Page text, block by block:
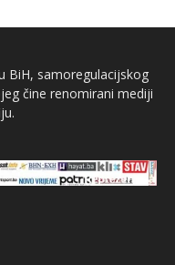
BiH, samoregulacijskog
čine renomirani mediji